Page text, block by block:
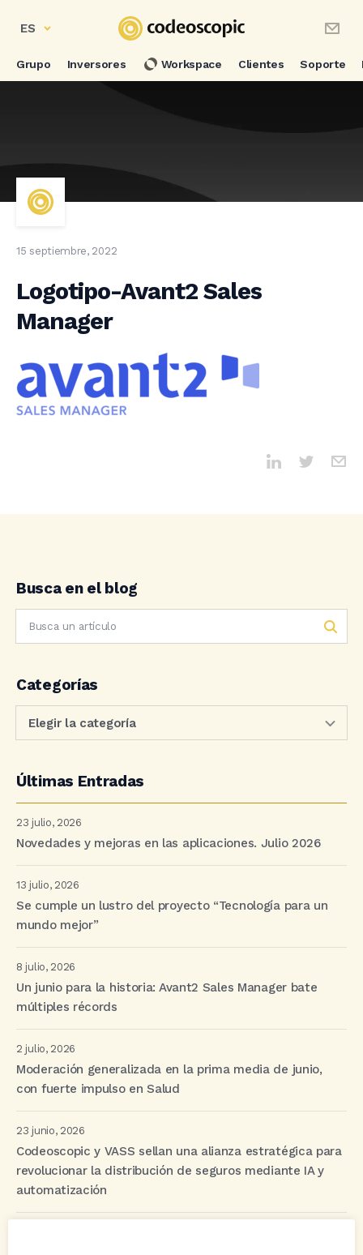
ES
Grupo Inversores Workspace Clientes Soporte
15 septiembre, 2022
Logotipo-Avant2 Sales
Manager
Busca en el blog
Categorías
Últimas Entradas
23 julio, 2026
Novedades y mejoras en las aplicaciones. Julio 2026
13 julio, 2026
Se cumple un lustro del proyecto “Tecnología para un
mundo mejor”
8 julio, 2026
Un junio para la historia: Avant2 Sales Manager bate
múltiples récords
2 julio, 2026
Moderación generalizada en la prima media de junio,
con fuerte impulso en Salud
23 junio, 2026
Codeoscopic y VASS sellan una alianza estratégica para
revolucionar la distribución de seguros mediante IA y
automatización